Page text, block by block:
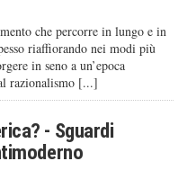
che percorre in lungo e in
riaffiorando nei modi più
in seno a un’epoca
razionalismo [...]
- Sguardi